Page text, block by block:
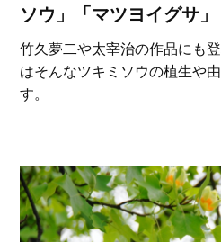
ソウ」「マツヨイグサ」
竹久夢二や太宰治の作品にも
はそんなツキミソウの植生や
す。